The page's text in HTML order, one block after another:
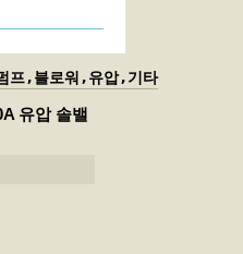
프,블로워,유압,기타
유압 솔밸